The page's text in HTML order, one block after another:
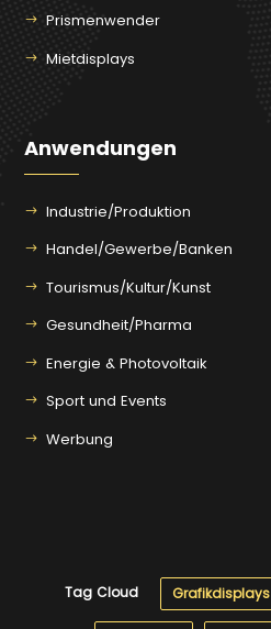
Prismenwender
Mietdisplays
Anwendungen
Industrie/Produktion
Handel/Gewerbe/Banken
Tourismus/Kultur/Kunst
Gesundheit/Pharma
Energie & Photovoltaik
Sport und Events
Werbung
Tag Cloud Grafikdisplays